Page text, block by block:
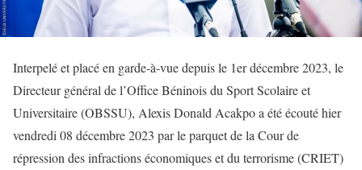
Interpelé et placé en garde-à-vue depuis le 1er décembre 2023, le
Directeur général de l’Office Béninois du Sport Scolaire et
Universitaire (OBSSU), Alexis Donald Acakpo a été écouté hier
vendredi 08 décembre 2023 par le parquet de la Cour de
répression des infractions économiques et du terrorisme (CRIET)